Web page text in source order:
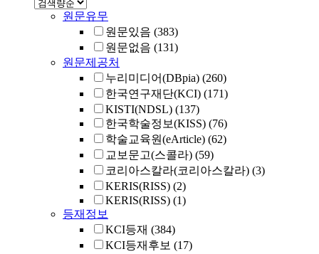
원문유무
원문있음 (383)
원문없음 (131)
원문제공처
누리미디어(DBpia) (260)
한국연구재단(KCI) (171)
KISTI(NDSL) (137)
한국학술정보(KISS) (76)
학술교육원(eArticle) (62)
교보문고(스콜라) (59)
코리아스칼라(코리아스칼라) (3)
KERIS(RISS) (2)
KERIS(RISS) (1)
등재정보
KCI등재 (384)
KCI등재후보 (17)